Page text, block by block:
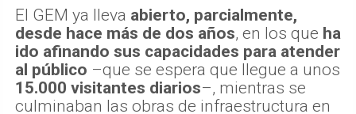
El GEM ya lleva abierto, parcialmente,
desde hace más de dos años, en los que ha
ido afinando sus capacidades para atender
al público –que se espera que llegue a unos
15.000 visitantes diarios–, mientras se
culminaban las obras de infraestructura en